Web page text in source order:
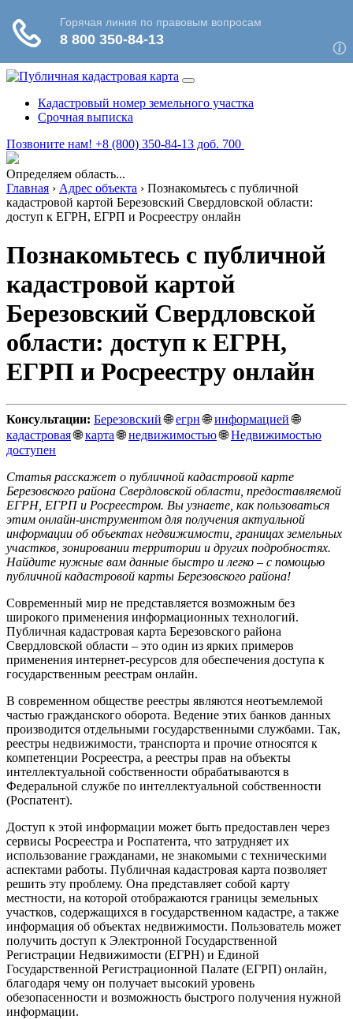
Кадастровый номер земельного участка
Срочная выписка
Позвоните нам! +8 (800) 350-84-13 доб. 700
Определяем область...
Главная › Адрес объекта › Познакомьтесь с публичной
кадастровой картой Березовский Свердловской области:
доступ к ЕГРН, ЕГРП и Росреестру онлайн
Познакомьтесь с публичной
кадастровой картой
Березовский Свердловской
области: доступ к ЕГРН,
ЕГРП и Росреестру онлайн
Консультации: Березовский🌐егрн🌐информацией🌐
кадастровая🌐карта🌐недвижимостью🌐Недвижимостью
доступен
Статья расскажет о публичной кадастровой карте
Березовского района Свердловской области, предоставляемой
ЕГРН, ЕГРП и Росреестром. Вы узнаете, как пользоваться
этим онлайн-инструментом для получения актуальной
информации об объектах недвижимости, границах земельных
участков, зонировании территории и других подробностях.
Найдите нужные вам данные быстро и легко – с помощью
публичной кадастровой карты Березовского района!
Современный мир не представляется возможным без
широкого применения информационных технологий.
Публичная кадастровая карта Березовского района
Свердловской области – это один из ярких примеров
применения интернет-ресурсов для обеспечения доступа к
государственным реестрам онлайн.
В современном обществе реестры являются неотъемлемой
частью гражданского оборота. Ведение этих банков данных
производится отдельными государственными службами. Так,
реестры недвижимости, транспорта и прочие относятся к
компетенции Росреестра, а реестры прав на объекты
интеллектуальной собственности обрабатываются в
Федеральной службе по интеллектуальной собственности
(Роспатент).
Доступ к этой информации может быть предоставлен через
сервисы Росреестра и Роспатента, что затрудняет их
использование гражданами, не знакомыми с техническими
аспектами работы. Публичная кадастровая карта позволяет
решить эту проблему. Она представляет собой карту
местности, на которой отображаются границы земельных
участков, содержащихся в государственном кадастре, а также
информация об объектах недвижимости. Пользователь может
получить доступ к Электронной Государственной
Регистрации Недвижимости (ЕГРН) и Единой
Государственной Регистрационной Палате (ЕГРП) онлайн,
благодаря чему он получает высокий уровень
обезопасенности и возможность быстрого получения нужной
информации.